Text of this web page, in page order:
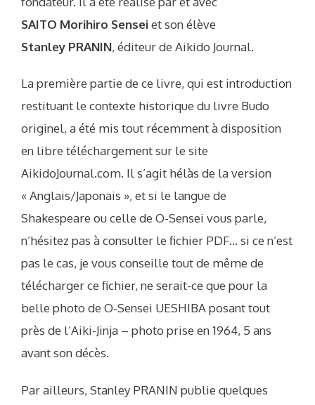
SAITO Morihiro Senseiet son élève
Stanley PRANIN, éditeur de Aikido Journal.
La première partie de ce livre, qui est introduction
restituant le contexte historique du livre Budo
originel, a été mis tout récemment à disposition
en libre téléchargement sur le site
AikidoJournal.com. Il s’agit hélàs de la version
« Anglais/Japonais », et si le langue de
Shakespeare ou celle de O-Sensei vous parle,
n’hésitez pas à consulter le fichier PDF… si ce n’est
pas le cas, je vous conseille tout de même de
télécharger ce fichier, ne serait-ce que pour la
belle photo de O-Sensei UESHIBA posant tout
près de l’Aiki-Jinja – photo prise en 1964, 5 ans
avant son décès.
Par ailleurs, Stanley PRANIN publie quelques